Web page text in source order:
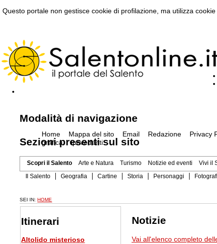
Questo portale non gestisce cookie di profilazione, ma utilizza
Modalità di navigazione
grafica ipovedenti
Home Mappa del sito Email Redazione Privacy
Sezioni presenti sul sito
Scopri il Salento
Il Salento
Geografia Cartine Storia Personaggi
Arte e Natura Turismo Notizie ed eventi Vivi il
SEI IN:HOME
Notizie
Vai all'elenco completo
Itinerari
Altolido misterioso